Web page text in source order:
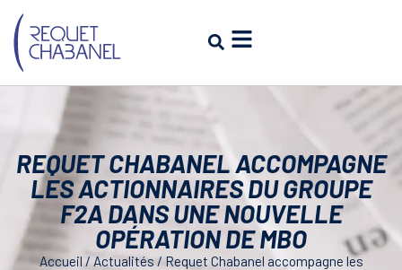
REQUET CHABANEL ACCOMPAGNE
LES ACTIONNAIRES DU GROUPE
F2A DANS UNE NOUVELLE
OPÉRATION DE MBO
Accueil / Actualités / Requet Chabanel accompagne les